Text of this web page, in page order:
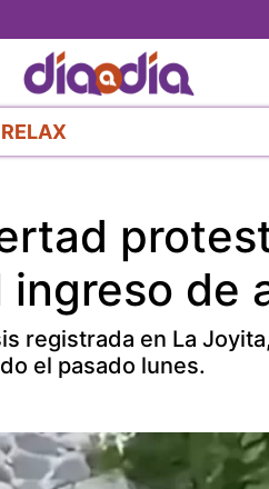
al
contenido
principal
RELAX
de
registrada en La
el pasado lunes.